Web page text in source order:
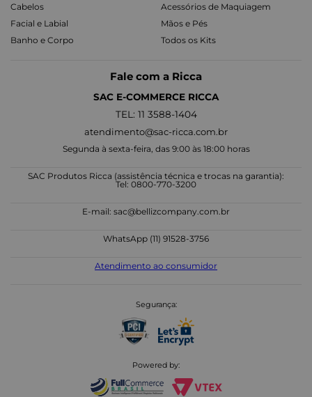
Cabelos
Facial e Labial
Banho e Corpo
Acessórios de Maquiagem
Mãos e Pés
Todos os Kits
Fale com a Ricca
SAC E-COMMERCE RICCA
TEL: 11 3588-1404
atendimento@sac-ricca.com.br
Segunda à sexta-feira, das 9:00 às 18:00 horas
SAC Produtos Ricca (assistência técnica e trocas na garantia):
Tel: 0800-770-3200
E-mail: sac@bellizcompany.com.br
WhatsApp (11) 91528-3756
Atendimento ao consumidor
Segurança:
Powered by: